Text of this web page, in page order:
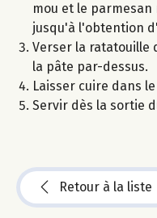
mou et le
jusqu'à l'obtention
Verser la ratatouille
la pâte par-dessus.
Laisser cuire dans
Servir dès la sortie
Retour à la liste